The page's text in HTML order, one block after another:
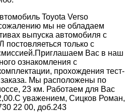
Toyota Verso
мы не обладаем
выпуска автомобиля с
только с
Вас в наш
ознакомления с
прохождения тест-
Мы расположены по
23 км. Работаем для Вас
уважением, Сицков Роман,
22 00, доб.243